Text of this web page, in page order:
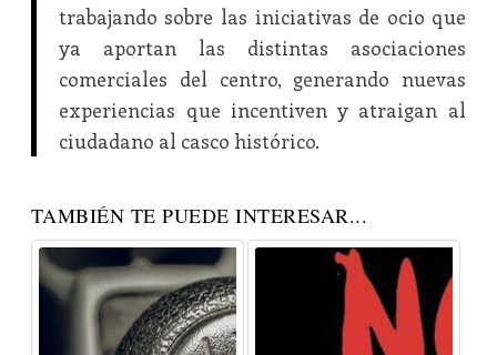
trabajando sobre las iniciativas de ocio que
ya aportan las distintas asociaciones
comerciales del centro, generando nuevas
experiencias que incentiven y atraigan al
ciudadano al casco histórico.
TAMBIÉN TE PUEDE INTERESAR...